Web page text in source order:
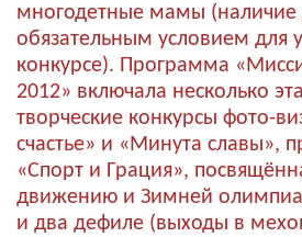
многодетные мамы (наличие
обязательным условием для
конкурсе). Программа
2012» включала несколько
творческие конкурсы фото-
счастье» и «Минута славы»,
«Спорт и Грация»,
движению и Зимней
и два дефиле (выходы в